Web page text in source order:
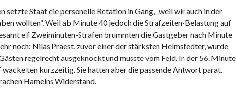
Staat die personelle Rotation in Gang, „weil wir auch in der
wollten“. Weil ab Minute 40 jedoch die Strafzeiten-Belastung auf
elf Zweiminuten-Strafen brummten die Gastgeber nach Minute
noch: Nilas Praest, zuvor einer der stärksten Helmstedter, wurde
regelrecht ausgeknockt und musste vom Feld. In der 56. Minute
kurzzeitig. Sie hatten aber die passende Antwort parat.
Hamelns Widerstand.